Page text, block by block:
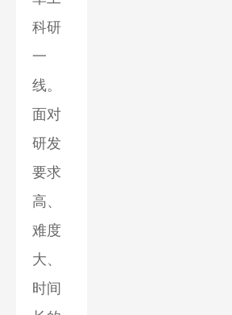
科研
一
线。
面对
研发
要求
高、
难度
大、
时间